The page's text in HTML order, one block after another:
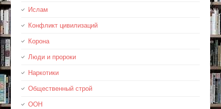
Ислам
Конфликт цивилизаций
Корона
Люди и пророки
Наркотики
Общественный строй
ООН